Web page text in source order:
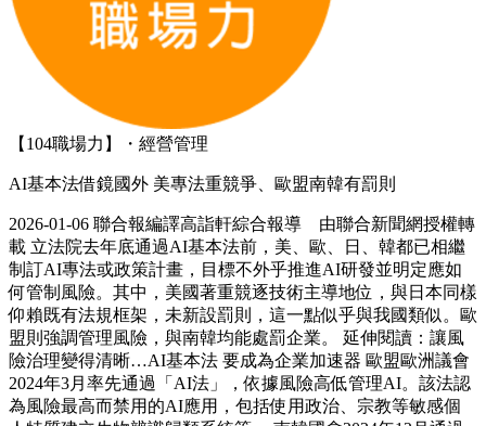
【104職場力】・經營管理
AI基本法借鏡國外 美專法重競爭、歐盟南韓有罰則
2026-01-06 聯合報編譯高詣軒綜合報導 由聯合新聞網授權轉
載 立法院去年底通過AI基本法前，美、歐、日、韓都已相繼
制訂AI專法或政策計畫，目標不外乎推進AI研發並明定應如
何管制風險。其中，美國著重競逐技術主導地位，與日本同樣
仰賴既有法規框架，未新設罰則，這一點似乎與我國類似。歐
盟則強調管理風險，與南韓均能處罰企業。 延伸閱讀：讓風
險治理變得清晰…AI基本法 要成為企業加速器 歐盟歐洲議會
2024年3月率先通過「AI法」，依據風險高低管理AI。該法認
為風險最高而禁用的AI應用，包括使用政治、宗教等敏感個